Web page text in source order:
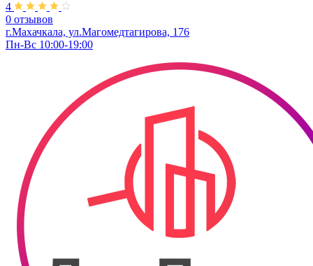
4
0 отзывов
г.Махачкала, ул.Магомедтагирова, 176
Пн-Вс 10:00-19:00